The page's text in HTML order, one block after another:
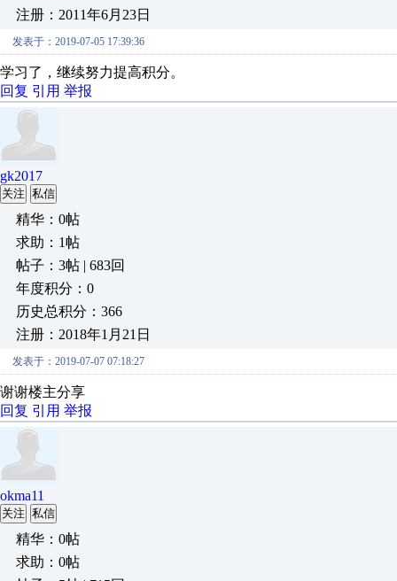
注册：2011年6月23日
发表于：2019-07-05 17:39:36
学习了，继续努力提高积分。
回复 引用 举报
gk2017
关注 私信
精华：0帖
求助：1帖
帖子：3帖 | 683回
年度积分：0
历史总积分：366
注册：2018年1月21日
发表于：2019-07-07 07:18:27
谢谢楼主分享
回复 引用 举报
okma11
关注 私信
精华：0帖
求助：0帖